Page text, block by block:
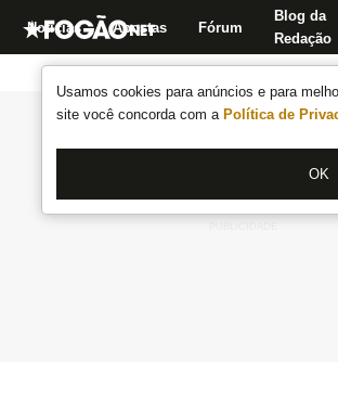
Usamos cookies para anúncios e para
site você concorda com a Política de
OK
Notícias Apostas Fórum
Blog da
Redação